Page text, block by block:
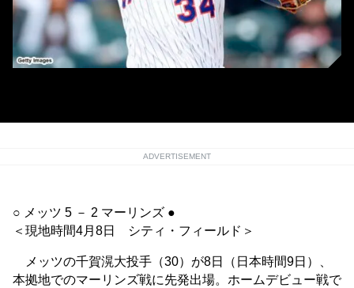
ADVERTISEMENT
○ メッツ 5 － 2 マーリンズ ●
＜現地時間4月8日 シティ・フィールド＞
メッツの千賀滉大投手（30）が8日（日本時間9日）、
本拠地でのマーリンズ戦に先発出場。ホームデビュー戦で